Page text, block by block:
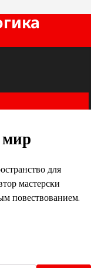
для
мастерски
повествованием.